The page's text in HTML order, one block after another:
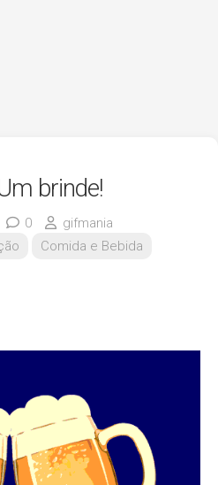
brinde!
0
gifmania
Comida e Bebida